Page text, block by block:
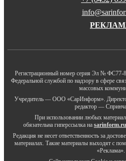
Регистрационный номер серия Эл № ФС77-
Федеральной службой по надзору в сфере
массовых
Учредитель — ООО «СарИнформ».
редактор —
При использовании любых
обязательна гиперссылка на sarinform.ru
Редакция не несет ответственность за
материалах. Такие материалы выходят с
«Реклама».